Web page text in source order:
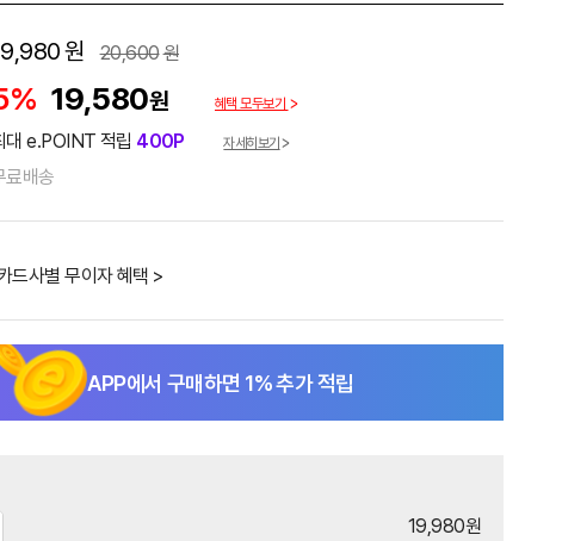
원 20,600원
19,580원 혜택 모두보기
대 e.POINT 적립 400P 자세히보기
료배송
드사별 무이자 혜택 >
APP에서 구매하면 1% 추가 적립
19,980원